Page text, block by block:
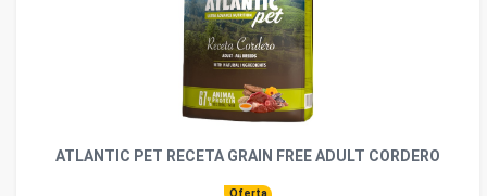
ATLANTIC PET RECETA GRAIN FREE ADULT CORDERO